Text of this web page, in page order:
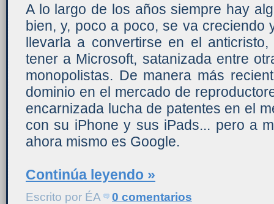
A lo largo de los años siempre hay
bien, y, poco a poco, se va creciendo
llevarla a convertirse en el
tener a Microsoft, satanizada entre
monopolistas. De manera más
dominio en el mercado de
encarnizada lucha de patentes en el
con su iPhone y sus iPads... pero a
ahora mismo es Google.
Continúa leyendo »
Escrito por ÉA
0 comentarios